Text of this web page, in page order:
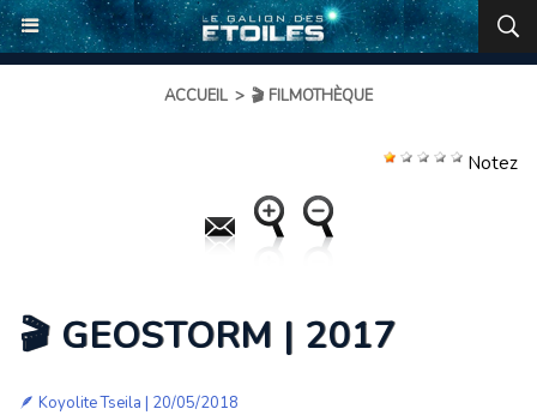
ACCUEIL > 🎬 FILMOTHÈQUE
Notez
🎬 GEOSTORM | 2017
🪶 Koyolite Tseila | 20/05/2018